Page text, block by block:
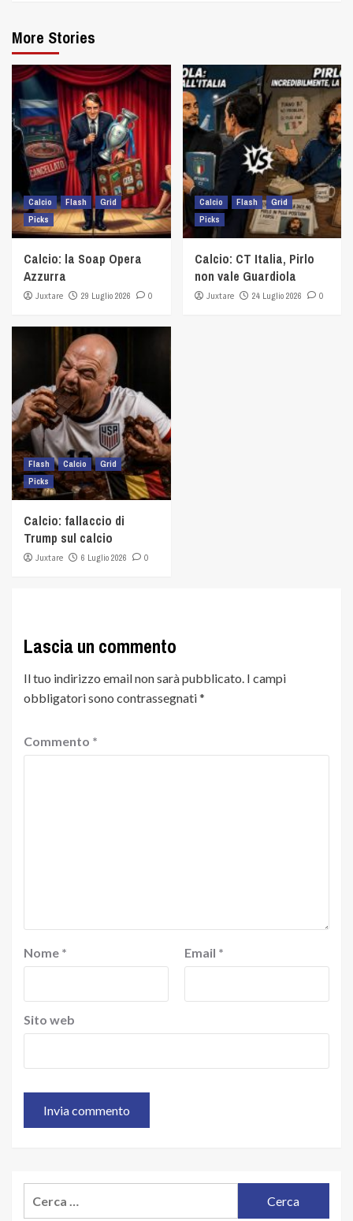
More Stories
Calcio Flash
Grid
Picks
Calcio: la Soap Opera
Azzurra
Juxtare 29 Luglio 2026 0
Calcio Flash
Grid
Picks
Calcio: CT Italia, Pirlo
non vale Guardiola
Juxtare 24 Luglio 2026 0
Flash Calcio
Grid
Picks
Calcio: fallaccio di
Trump sul calcio
Juxtare 6 Luglio 2026 0
Lascia un commento
Il tuo indirizzo email non sarà pubblicato. I campi
obbligatori sono contrassegnati*
Commento *
Nome * Email *
Sito web